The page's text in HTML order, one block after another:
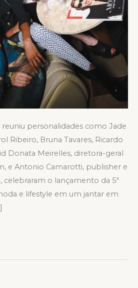
personalidades como Jade
Ribeiro, Bruna Tavares, Ricardo
Donata Meirelles, diretora-geral
e Antonio Camarotti, publisher e
celebraram o lançamento da 5ª
e lifestyle em um jantar em